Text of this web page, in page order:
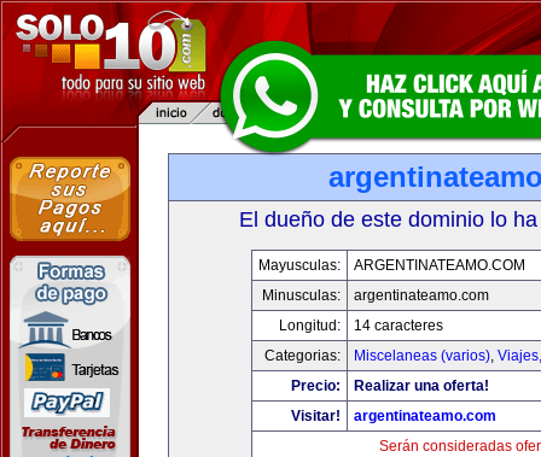
El dueño de este dominio lo
Mayusculas:
ARGENTINATEAMO.COM
Minusculas:
argentinateamo.com
Longitud:
14 caracteres
Categorias:
Miscelaneas (varios),
Precio:
Realizar una oferta!
Visitar!
argentinateamo.com
Serán consideradas